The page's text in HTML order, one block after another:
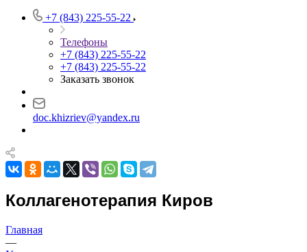
+7 (843) 225-55-22
Телефоны
+7 (843) 225-55-22
+7 (843) 225-55-22
Заказать звонок
doc.khizriev@yandex.ru
Коллагенотерапия Киров
Главная
—